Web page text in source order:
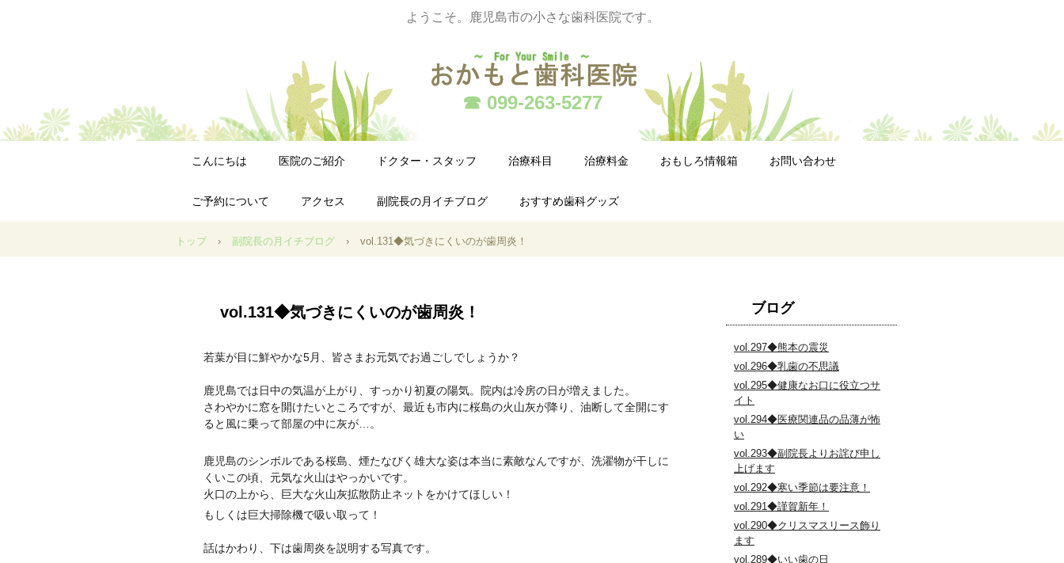
ようこそ。鹿児島市の小さな歯科医院です。
☎ 099-263-5277
こんにちは 医院のご紹介 ドクター・スタッフ 治療科目 治療料金 おもしろ情報箱 お問い合わせ
ご予約について アクセス 副院長の月イチブログ おすすめ歯科グッズ
トップ › 副院長の月イチブログ › vol.131◆気づきにくいのが歯周炎！
vol.131◆気づきにくいのが歯周炎！
若葉が目に鮮やかな5月、皆さまお元気でお過ごしでしょうか？
鹿児島では日中の気温が上がり、すっかり初夏の陽気。院内は冷房の日が増えました。
さわやかに窓を開けたいところですが、最近も市内に桜島の火山灰が降り、油断して全開にす
ると風に乗って部屋の中に灰が…。
鹿児島のシンボルである桜島、煙たなびく雄大な姿は本当に素敵なんですが、洗濯物が干しに
くいこの頃、元気な火山はやっかいです。
火口の上から、巨大な火山灰拡散防止ネットをかけてほしい！
もしくは巨大掃除機で吸い取って！
話はかわり、下は歯周炎を説明する写真です。
ブログ
vol.297◆熊本の震災
vol.296◆乳歯の不思議
vol.295◆健康なお口に役立つサ
イト
vol.294◆医療関連品の品薄が怖
い
vol.293◆副院長よりお詫び申し
上げます
vol.292◆寒い季節は要注意！
vol.291◆謹賀新年！
vol.290◆クリスマスリース飾り
ます
vol.289◆いい歯の日